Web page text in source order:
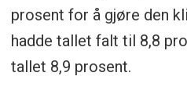
prosent for å gjøre den
hadde tallet falt til 8,8
tallet 8,9 prosent.